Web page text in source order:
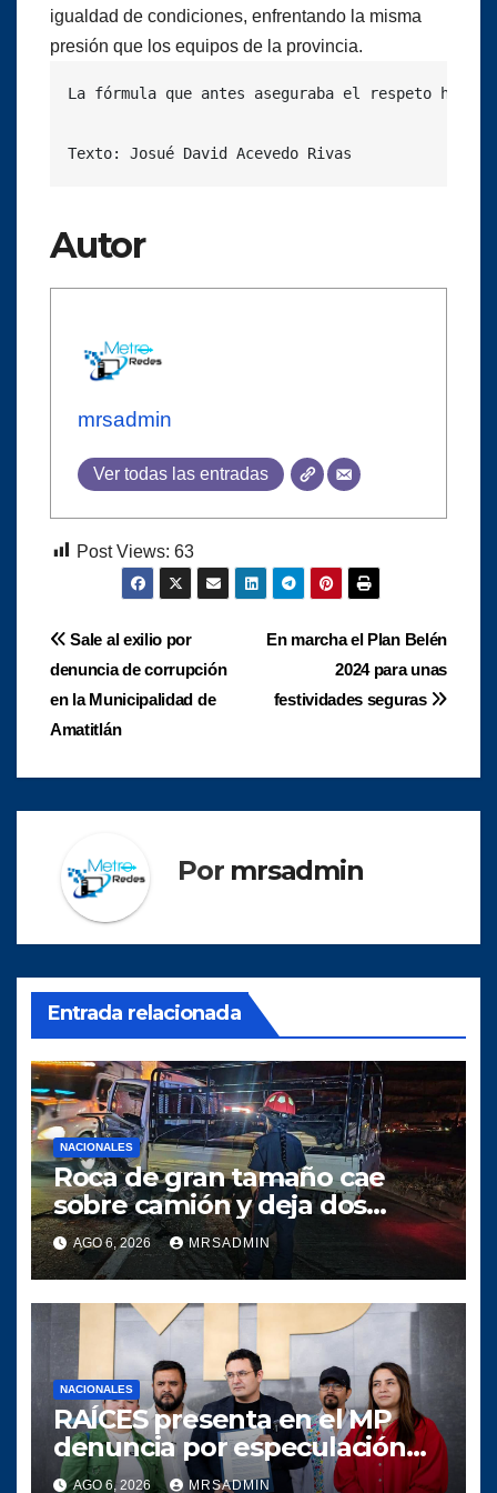
igualdad de condiciones, enfrentando la misma
presión que los equipos de la provincia.
La fórmula que antes aseguraba el respeto
Texto: Josué David Acevedo Rivas
Autor
mrsadmin
Ver todas las entradas
Post Views: 63
Navegación
de
entradas
En marcha el Plan Belén
2024 para unas
festividades seguras
Sale al exilio por
denuncia de corrupción
en la Municipalidad de
Amatitlán
Por mrsadmin
Entrada relacionada
NACIONALES
Roca de gran tamaño cae
sobre camión y deja dos
heridos en ruta al Atlántico
AGO 6, 2026 MRSADMIN
NACIONALES
RAÍCES presenta en el MP
denuncia por especulación
en los precios de combustible
AGO 6, 2026 MRSADMIN